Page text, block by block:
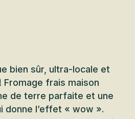
bien sûr, ultra-locale et
Fromage frais maison
de terre parfaite et une
donne l’effet « wow ».